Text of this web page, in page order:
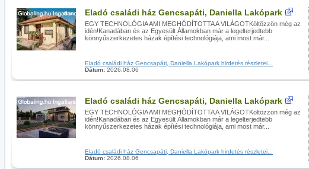
Eladó családi ház Gencsapáti, Daniella Lakópark
EGY TECHNOLÓGIA AMI MEGHÓDÍTOTTA A VILÁGOTKöltözzön még az
idén!Kanadában és az Egyesült Államokban már a legelterjedtebb
könnyűszerkezetes házak építési technológiája, ami most már...
Eladó családi ház Gencsapáti, Daniella Lakópark hirdetés részletei...
Dátum: 2026.08.06
Eladó családi ház Gencsapáti, Daniella Lakópark
EGY TECHNOLÓGIA AMI MEGHÓDÍTOTTA A VILÁGOTKöltözzön még az
idén!Kanadában és az Egyesült Államokban már a legelterjedtebb
könnyűszerkezetes házak építési technológiája, ami most már...
Eladó családi ház Gencsapáti, Daniella Lakópark hirdetés részletei...
Dátum: 2026.08.06